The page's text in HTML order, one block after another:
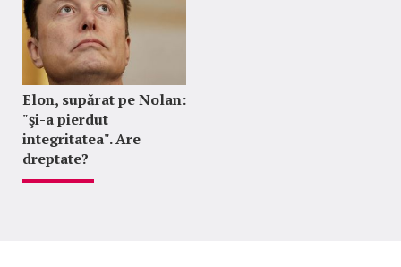
Elon, supărat pe Nolan:
"şi-a pierdut
integritatea". Are
dreptate?